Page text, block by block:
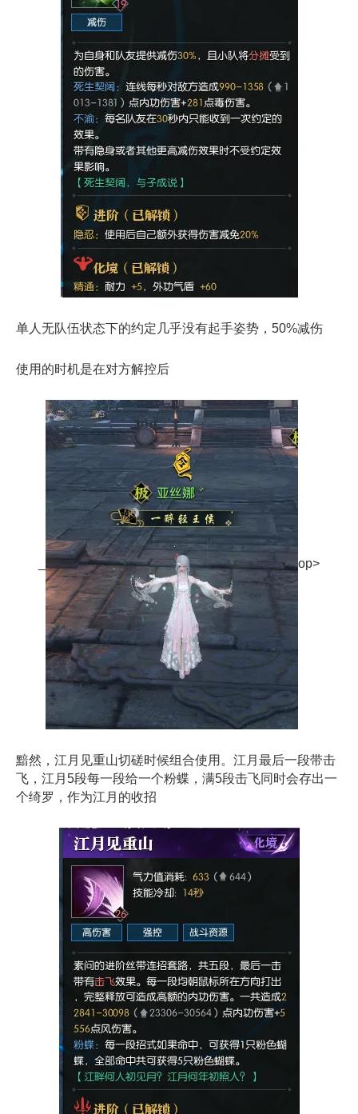
单人无队伍状态下的约定几乎没有起手姿势，50%减伤
使用的时机是在对方解控后
op>
黯然，江月见重山切磋时候组合使用。江月最后一段带击
飞，江月5段每一段给一个粉蝶，满5段击飞同时会存出一
个绮罗，作为江月的收招